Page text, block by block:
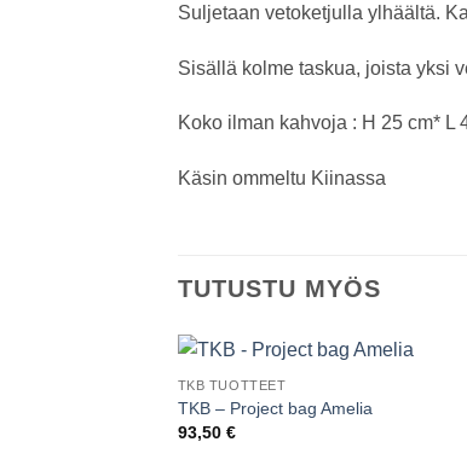
Suljetaan vetoketjulla ylhäältä.
Sisällä kolme taskua, joista yksi
Koko ilman kahvoja : H 25 cm* L
Käsin ommeltu Kiinassa
TUTUSTU MYÖS
TKB TUOTTEET
TKB – Project bag Amelia
93,50 €